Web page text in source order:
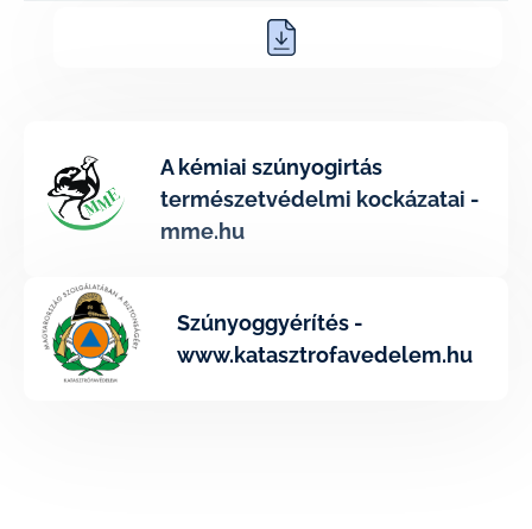
A kémiai szúnyogirtás
természetvédelmi kockázatai -
mme.hu
Szúnyoggyérítés -
www.katasztrofavedelem.hu